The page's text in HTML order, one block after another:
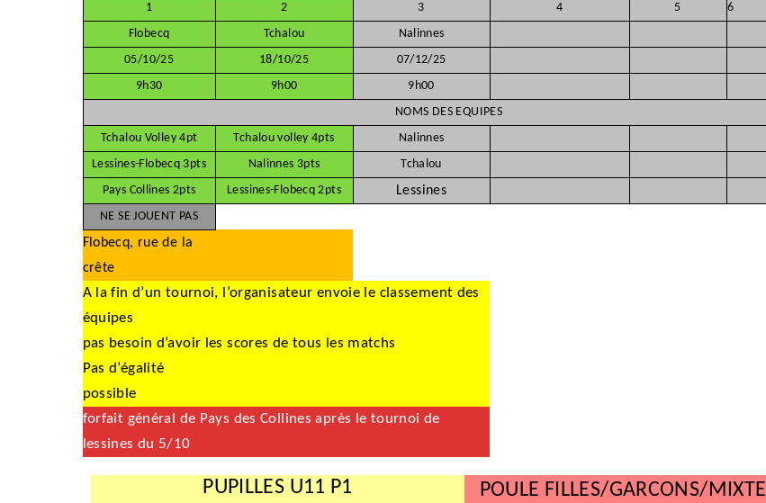
1
2 3 4 5
6
Flobecq
Tchalou
Nalinnes
05/10/25
18/10/25
07/12/25
9h30
9h00
9h00
NOMS DES EQUIPES
Tchalou Volley 4pt
Tchalou volley 4pts
Nalinnes
Lessines-Flobecq 3pts
Nalinnes 3pts
Tchalou
Pays Collines 2pts
Lessines-Flobecq 2pts Lessines
NE SE JOUENT PAS
Flobecq, rue de la
crête
A la fin d’un tournoi, l’organisateur envoie le classement des
équipes
pas besoin d’avoir les scores de tous les matchs
Pas d’égalité
possible
forfait général de Pays des Collines après le tournoi de
lessines du 5/10
PUPILLES U11 P1 POULE FILLES/GARCONS/MIXTE